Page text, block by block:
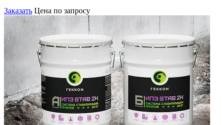
Заказать Цена по запросу